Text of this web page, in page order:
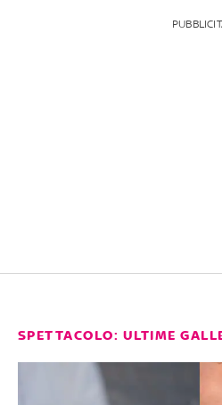
SPETTACOLO: ULTIME